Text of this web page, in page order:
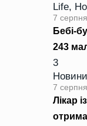
Life,
7
Бебі-
243
3
7
Лікар